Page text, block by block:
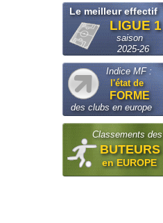
Le meilleur effectif
LIGUE 1
saison
2025-26
Indice MF :
l'état de
FORME
des clubs en europe
Classements des
BUTEURS
en EUROPE